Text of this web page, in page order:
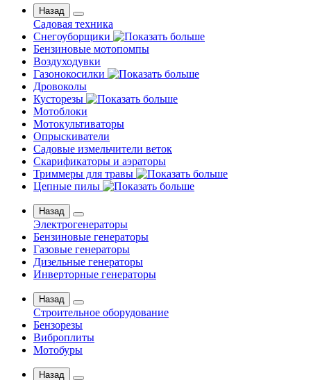
Назад
Садовая техника
Снегоуборщики
Бензиновые мотопомпы
Воздуходувки
Газонокосилки
Дровоколы
Кусторезы
Мотоблоки
Мотокультиваторы
Опрыскиватели
Садовые измельчители веток
Скарификаторы и аэраторы
Триммеры для травы
Цепные пилы
Назад
Электрогенераторы
Бензиновые генераторы
Газовые генераторы
Дизельные генераторы
Инверторные генераторы
Назад
Строительное оборудование
Бензорезы
Виброплиты
Мотобуры
Назад